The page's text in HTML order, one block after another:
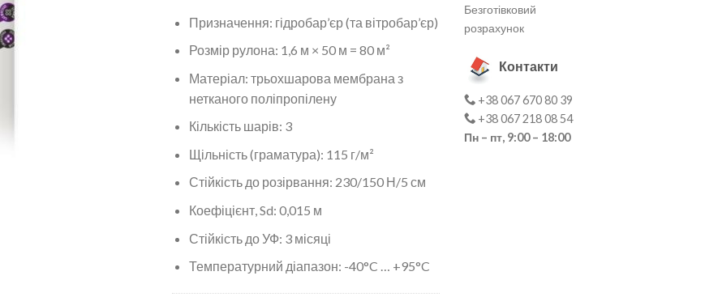
Призначення: гідробар’єр (та вітробар’єр)
Розмір рулона: 1,6 м × 50 м = 80 м²
Матеріал: трьохшарова мембрана з
нетканого поліпропілену
Кількість шарів: 3
Щільність (граматура): 115 г/м²
Стійкість до розірвання: 230/150 Н/5 см
Коефіцієнт, Sd: 0,015 м
Стійкість до УФ: 3 місяці
Температурний діапазон: -40°C … +95°C
Безготівковий
розрахунок
Контакти
+38 067 670 80 39
+38 067 218 08 54
Пн – пт, 9:00 – 18:00